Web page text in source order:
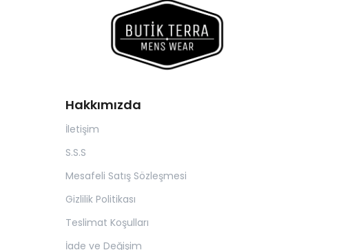
Hakkımızda
İletişim
S.S.S
Mesafeli Satış Sözleşmesi
Gizlilik Politikası
Teslimat Koşulları
İade ve Değişim